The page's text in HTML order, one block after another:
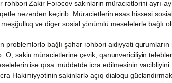
rəhbəri Zakir Fərəcov sakinlərin müraciətlərini ayrı-
nəzərdən keçirib. Müraciətlərin əsas hissəsi
və digər sosial yönümlü məsələlərlə bağlı
problemlərlə bağlı şəhər rəhbəri aidiyyəti
O, sakin müraciətlərinə çevik, qanunvericiliyin
isə qısa müddətdə icra edilməsinin vacibliyini
Hakimiyyətinin sakinlərlə açıq dialoqu